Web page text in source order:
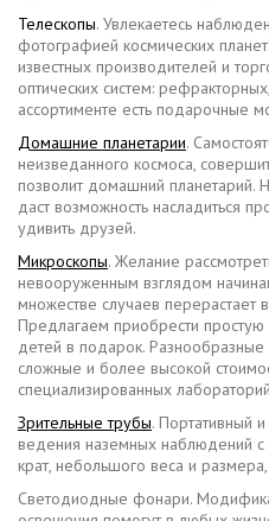
Телескопы. Увлекаетесь
фотографией космических
известных производителей и
оптических систем:
ассортименте есть подарочные
Домашние планетарии.
неизведанного космоса,
позволит домашний
даст возможность насладиться
удивить друзей.
Микроскопы. Желание
невооруженным взглядом
множестве случаев
Предлагаем приобрести
детей в подарок.
сложные и более высокой
специализированных
Зрительные трубы. Портативный
ведения наземных наблюдений
крат, небольшого веса и
Светодиодные фонари.